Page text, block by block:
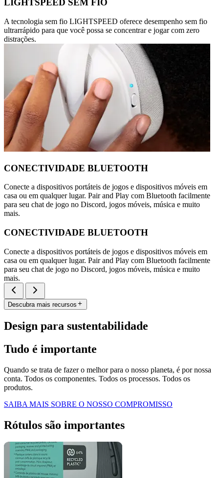
LIGHTSPEED SEM FIO
A tecnologia sem fio LIGHTSPEED oferece desempenho sem fio
ultrarrápido para que você possa se concentrar e jogar com zero
distrações.
CONECTIVIDADE BLUETOOTH
Conecte a dispositivos portáteis de jogos e dispositivos móveis em
casa ou em qualquer lugar. Pair and Play com Bluetooth facilmente
para seu chat de jogo no Discord, jogos móveis, música e muito
mais.
CONECTIVIDADE BLUETOOTH
Conecte a dispositivos portáteis de jogos e dispositivos móveis em
casa ou em qualquer lugar. Pair and Play com Bluetooth facilmente
para seu chat de jogo no Discord, jogos móveis, música e muito
mais.
Descubra mais recursos
Design para sustentabilidade
Tudo é importante
Quando se trata de fazer o melhor para o nosso planeta, é por nossa
conta. Todos os componentes. Todos os processos. Todos os
produtos.
SAIBA MAIS SOBRE O NOSSO COMPROMISSO
Rótulos são importantes